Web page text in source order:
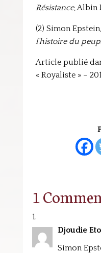
Résistance, Albin
(2) Simon Epstein,
l’histoire du
Article publié
« Royaliste » –
1
Djoudie
Simon